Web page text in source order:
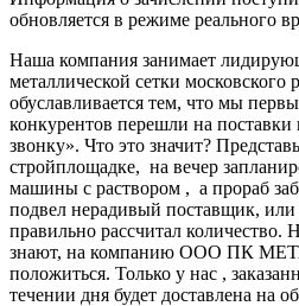
обновляется в режиме реального
Наша компания занимает
металлической сетки
обуславливается тем, что мы
конкурентов перешли на
звонку». Что это значит?
стройплощадке, на вечер
машины с раствором , а прораб
подвел нерадивый поставщик,
правильно рассчитал
знают, на компанию ООО ПК
положиться. Только у нас ,
течении дня будет доставлена на